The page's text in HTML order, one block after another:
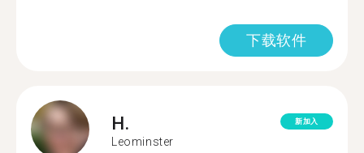
下载软件
H.
Leominster
新加入